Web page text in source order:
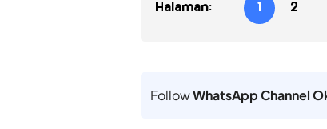
Halaman: 1 2
FollowWhatsApp Channel